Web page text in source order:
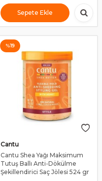
Sepete Ekle
%19
Cantu
Cantu Shea Yağı Maksimum
Tutuş Ballı Anti-Dökülme
Şekillendirici Saç Jölesi 524 gr